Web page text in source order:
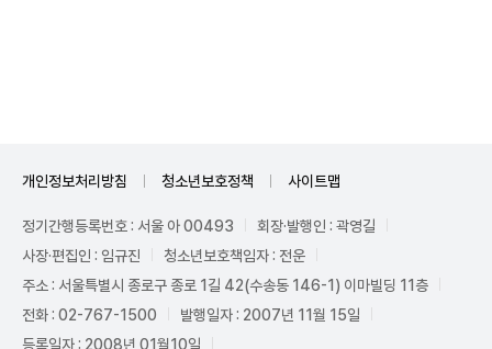
개인정보처리방침 청소년보호정책 사이트맵
정기간행등록번호 : 서울 아 00493
회장·발행인 : 곽영길
사장·편집인 : 임규진
청소년보호책임자 : 전운
주소 : 서울특별시 종로구 종로 1길 42(수송동 146-1) 이마빌딩 11층
전화 : 02-767-1500
발행일자 : 2007년 11월 15일
등록일자 : 2008년 01월10일